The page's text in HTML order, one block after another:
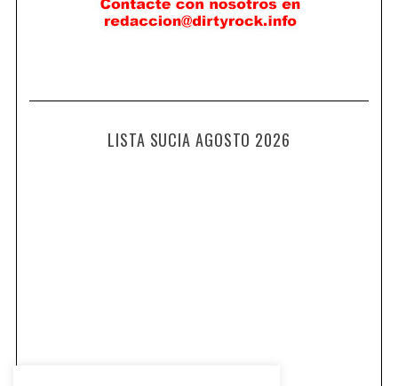
LISTA SUCIA AGOSTO 2026